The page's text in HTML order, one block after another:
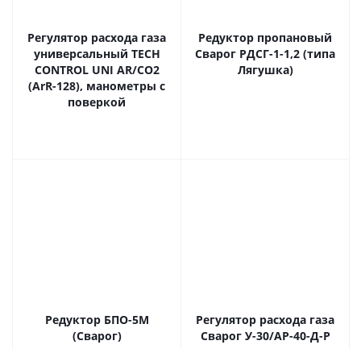
Регулятор расхода газа
универсальный ТECH
CONTROL UNI AR/CO2
(ArR-128), манометры с
поверкой
Редуктор пропановый
Сварог РДСГ-1-1,2 (типа
Лягушка)
Редуктор БПО-5М
(Сварог)
Регулятор расхода газа
Сварог У-30/АР-40-Д-Р